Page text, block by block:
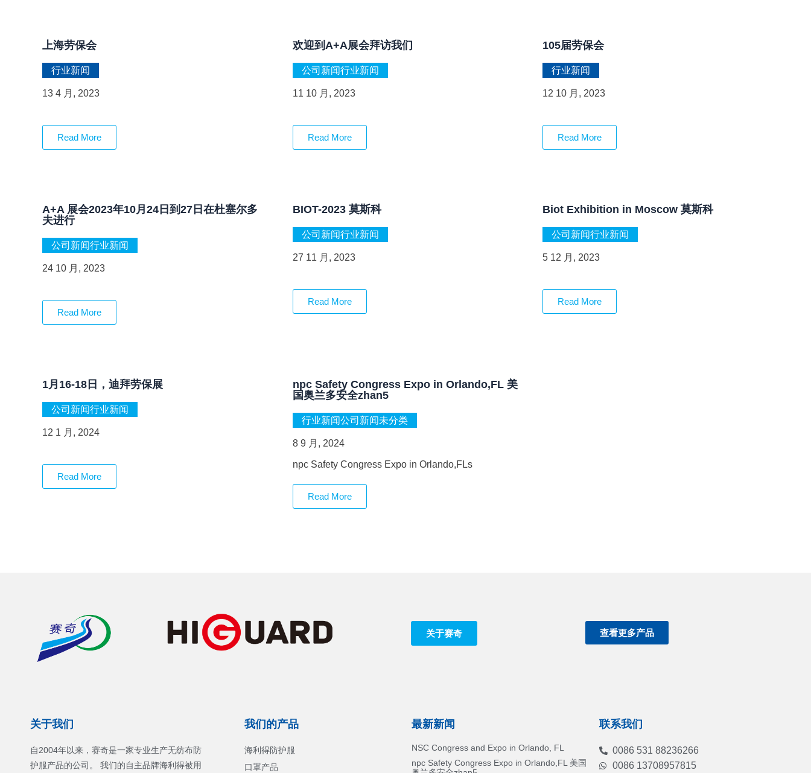
上海劳保会
行业新闻
13 4 月, 2023
Read More
欢迎到A+A展会拜访我们
公司新闻行业新闻
11 10 月, 2023
Read More
105届劳保会
行业新闻
12 10 月, 2023
Read More
A+A 展会2023年10月24日到27日在杜塞尔多
夫进行
公司新闻行业新闻
24 10 月, 2023
Read More
BIOT-2023 莫斯科
公司新闻行业新闻
27 11 月, 2023
Read More
Biot Exhibition in Moscow 莫斯科
公司新闻行业新闻
5 12 月, 2023
Read More
1月16-18日，迪拜劳保展
公司新闻行业新闻
12 1 月, 2024
Read More
npc Safety Congress Expo in Orlando,FL 美
国奥兰多安全zhan5
行业新闻公司新闻未分类
8 9 月, 2024
npc Safety Congress Expo in Orlando,FLs
Read More
关于赛奇 查看更多产品
关于我们
自2004年以来，赛奇是一家专业生产无纺布防
护服产品的公司。 我们的自主品牌海利得被用
我们的产品
海利得防护服
口罩产品
最新新闻
NSC Congress and Expo in Orlando, FL
npc Safety Congress Expo in Orlando,FL 美国
联系我们
0086 531 88236266
0086 13708957815